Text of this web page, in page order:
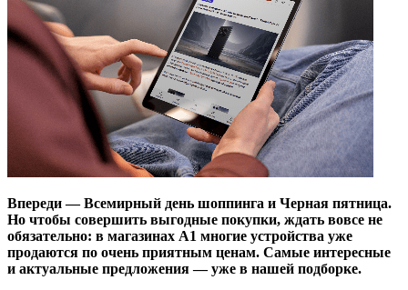
Впереди — Всемирный день шоппинга и Черная пятница.
Но чтобы совершить выгодные покупки, ждать вовсе не
обязательно: в магазинах А1 многие устройства уже
продаются по очень приятным ценам. Самые интересные
и актуальные предложения — уже в нашей подборке.